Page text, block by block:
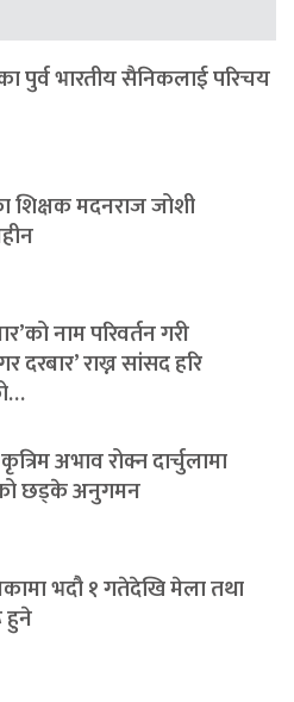
पुर्व भारतीय सैनिकलाई परिचय
शिक्षक मदनराज जोशी
नाम परिवर्तन गरी
दरबार’ राख्न सांसद हरि
अभाव रोक्न दार्चुलामा
छड्के अनुगमन
भदौ १ गतेदेखि मेला तथा
हुने